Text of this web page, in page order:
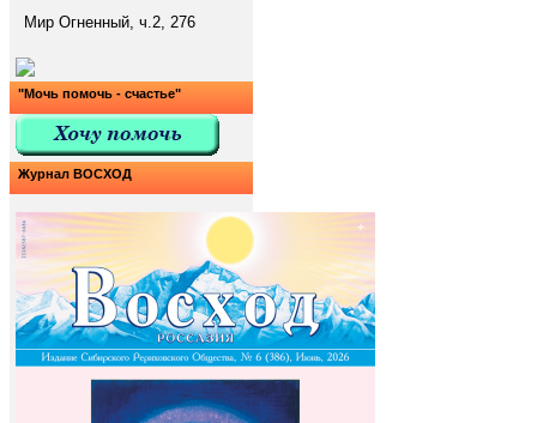
Мир Огненный, ч.2, 276
"Мочь помочь - счастье"
Журнал ВОСХОД